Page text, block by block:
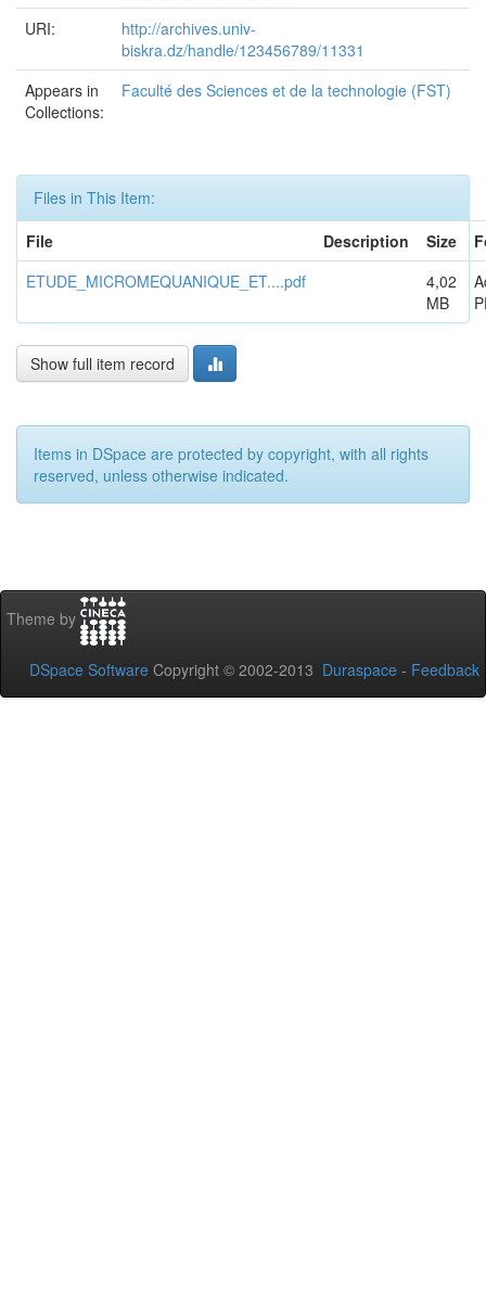
URI:
http://archives.univ-
biskra.dz/handle/123456789/11331
Appears in
Collections:
Faculté des Sciences et de la technologie (FST)
Files in This Item:
File
Description Size
ETUDE_MICROMEQUANIQUE_ET....pdf
4,02
MB
Show full item record
Items in DSpace are protected by copyright, with all rights
reserved, unless otherwise indicated.
Theme by
DSpace Software Copyright © 2002-2013 Duraspace - Feedback